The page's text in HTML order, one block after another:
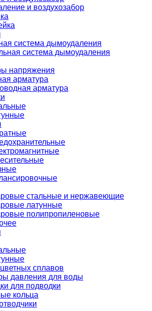
и воздухозабор
система дымоудаления
система дымоудаления
напряжения
арматура
арматура
стальные и нержавеющие
латунные
полипропиленовые
сплавов
давления для воды
для подводки
кольца